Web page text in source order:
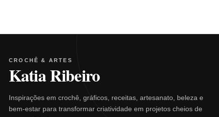
CROCHÊ & ARTES
Katia Ribeiro
Inspirações em crochê, gráficos, receitas, artesanato, beleza e
bem-estar para transformar criatividade em projetos cheios de